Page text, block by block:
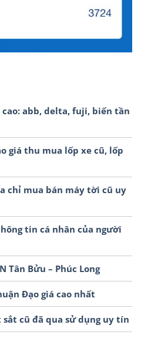
abb, delta, fuji, biến tần
giá thu mua lốp xe cũ, lốp
chỉ mua bán máy tời cũ uy
tin cá nhân của người
Tân Bửu – Phúc Long
Đạo giá cao nhất
cũ đã qua sử dụng uy tín